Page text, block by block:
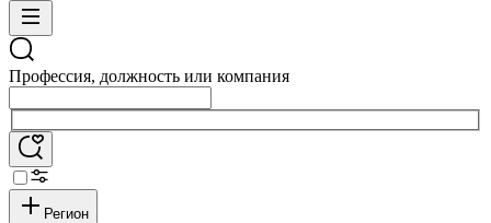
Профессия, должность или компания
Регион